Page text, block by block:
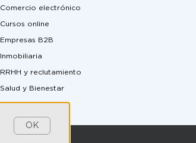
Comercio electrónico
Cursos online
Empresas B2B
Inmobiliaria
RRHH y reclutamiento
Salud y Bienestar
OK